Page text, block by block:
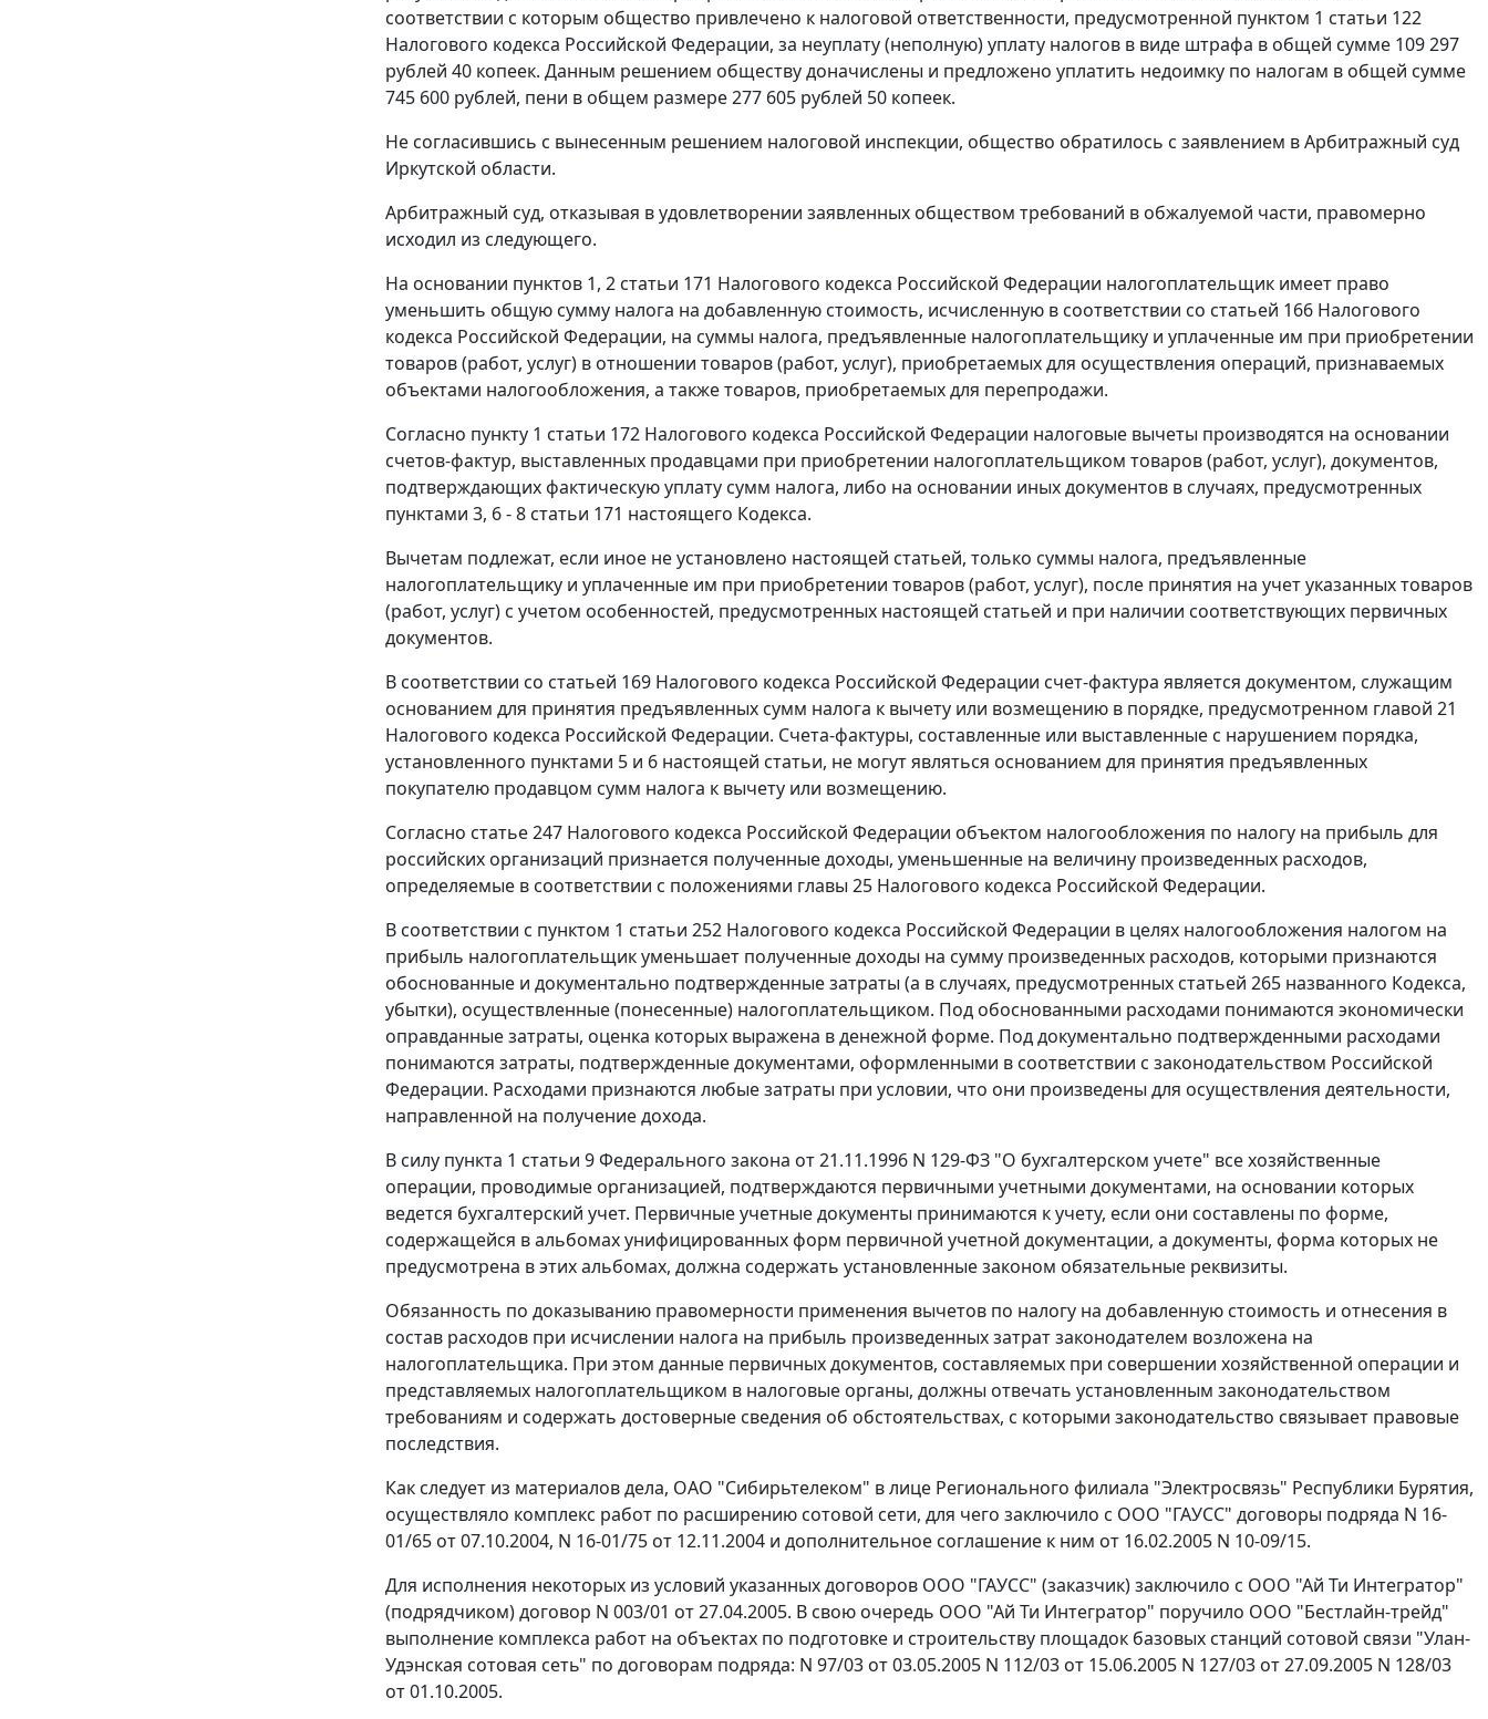
соответствии с которым общество привлечено к налоговой ответственности, предусмотренной пунктом 1 статьи 122
Налогового кодекса Российской Федерации, за неуплату (неполную) уплату налогов в виде штрафа в общей сумме 109 297
рублей 40 копеек. Данным решением обществу доначислены и предложено уплатить недоимку по налогам в общей сумме
745 600 рублей, пени в общем размере 277 605 рублей 50 копеек.
Не согласившись с вынесенным решением налоговой инспекции, общество обратилось с заявлением в Арбитражный суд
Иркутской области.
Арбитражный суд, отказывая в удовлетворении заявленных обществом требований в обжалуемой части, правомерно
исходил из следующего.
На основании пунктов 1, 2 статьи 171 Налогового кодекса Российской Федерации налогоплательщик имеет право
уменьшить общую сумму налога на добавленную стоимость, исчисленную в соответствии со статьей 166 Налогового
кодекса Российской Федерации, на суммы налога, предъявленные налогоплательщику и уплаченные им при приобретении
товаров (работ, услуг) в отношении товаров (работ, услуг), приобретаемых для осуществления операций, признаваемых
объектами налогообложения, а также товаров, приобретаемых для перепродажи.
Согласно пункту 1 статьи 172 Налогового кодекса Российской Федерации налоговые вычеты производятся на основании
счетов-фактур, выставленных продавцами при приобретении налогоплательщиком товаров (работ, услуг), документов,
подтверждающих фактическую уплату сумм налога, либо на основании иных документов в случаях, предусмотренных
пунктами 3, 6 - 8 статьи 171 настоящего Кодекса.
Вычетам подлежат, если иное не установлено настоящей статьей, только суммы налога, предъявленные
налогоплательщику и уплаченные им при приобретении товаров (работ, услуг), после принятия на учет указанных товаров
(работ, услуг) с учетом особенностей, предусмотренных настоящей статьей и при наличии соответствующих первичных
документов.
В соответствии со статьей 169 Налогового кодекса Российской Федерации счет-фактура является документом, служащим
основанием для принятия предъявленных сумм налога к вычету или возмещению в порядке, предусмотренном главой 21
Налогового кодекса Российской Федерации. Счета-фактуры, составленные или выставленные с нарушением порядка,
установленного пунктами 5 и 6 настоящей статьи, не могут являться основанием для принятия предъявленных
покупателю продавцом сумм налога к вычету или возмещению.
Согласно статье 247 Налогового кодекса Российской Федерации объектом налогообложения по налогу на прибыль для
российских организаций признается полученные доходы, уменьшенные на величину произведенных расходов,
определяемые в соответствии с положениями главы 25 Налогового кодекса Российской Федерации.
В соответствии с пунктом 1 статьи 252 Налогового кодекса Российской Федерации в целях налогообложения налогом на
прибыль налогоплательщик уменьшает полученные доходы на сумму произведенных расходов, которыми признаются
обоснованные и документально подтвержденные затраты (а в случаях, предусмотренных статьей 265 названного Кодекса,
убытки), осуществленные (понесенные) налогоплательщиком. Под обоснованными расходами понимаются экономически
оправданные затраты, оценка которых выражена в денежной форме. Под документально подтвержденными расходами
понимаются затраты, подтвержденные документами, оформленными в соответствии с законодательством Российской
Федерации. Расходами признаются любые затраты при условии, что они произведены для осуществления деятельности,
направленной на получение дохода.
В силу пункта 1 статьи 9Федерального закона от 21.11.1996 N 129-ФЗ "О бухгалтерском учете" все хозяйственные
операции, проводимые организацией, подтверждаются первичными учетными документами, на основании которых
ведется бухгалтерский учет. Первичные учетные документы принимаются к учету, если они составлены по форме,
содержащейся в альбомах унифицированных форм первичной учетной документации, а документы, форма которых не
предусмотрена в этих альбомах, должна содержать установленные законом обязательные реквизиты.
Обязанность по доказыванию правомерности применения вычетов по налогу на добавленную стоимость и отнесения в
состав расходов при исчислении налога на прибыль произведенных затрат законодателем возложена на
налогоплательщика. При этом данные первичных документов, составляемых при совершении хозяйственной операции и
представляемых налогоплательщиком в налоговые органы, должны отвечать установленным законодательством
требованиям и содержать достоверные сведения об обстоятельствах, с которыми законодательство связывает правовые
последствия.
Как следует из материалов дела, ОАО "Сибирьтелеком" в лице Регионального филиала "Электросвязь" Республики Бурятия,
осуществляло комплекс работ по расширению сотовой сети, для чего заключило с ООО "ГАУСС" договоры подряда N 16-
01/65 от 07.10.2004, N 16-01/75 от 12.11.2004 и дополнительное соглашение к ним от 16.02.2005 N 10-09/15.
Для исполнения некоторых из условий указанных договоров ООО "ГАУСС" (заказчик) заключило с ООО "Ай Ти Интегратор"
(подрядчиком) договор N 003/01 от 27.04.2005. В свою очередь ООО "Ай Ти Интегратор" поручило ООО "Бестлайн-трейд"
выполнение комплекса работ на объектах по подготовке и строительству площадок базовых станций сотовой связи "Улан-
Удэнская сотовая сеть" по договорам подряда: N 97/03 от 03.05.2005 N 112/03 от 15.06.2005 N 127/03 от 27.09.2005 N 128/03
от 01.10.2005.